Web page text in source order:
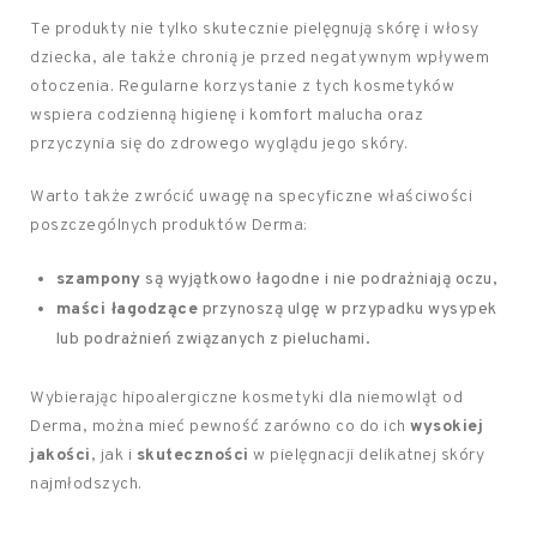
Te produkty nie tylko skutecznie pielęgnują skórę i włosy
dziecka, ale także chronią je przed negatywnym wpływem
otoczenia. Regularne korzystanie z tych kosmetyków
wspiera codzienną higienę i komfort malucha oraz
przyczynia się do zdrowego wyglądu jego skóry.
Warto także zwrócić uwagę na specyficzne właściwości
poszczególnych produktów Derma:
szampony są wyjątkowo łagodne i nie podrażniają oczu,
maści łagodzące przynoszą ulgę w przypadku wysypek
lub podrażnień związanych z pieluchami.
Wybierając hipoalergiczne kosmetyki dla niemowląt od
Derma, można mieć pewność zarówno co do ich wysokiej
jakości, jak i skuteczności w pielęgnacji delikatnej skóry
najmłodszych.